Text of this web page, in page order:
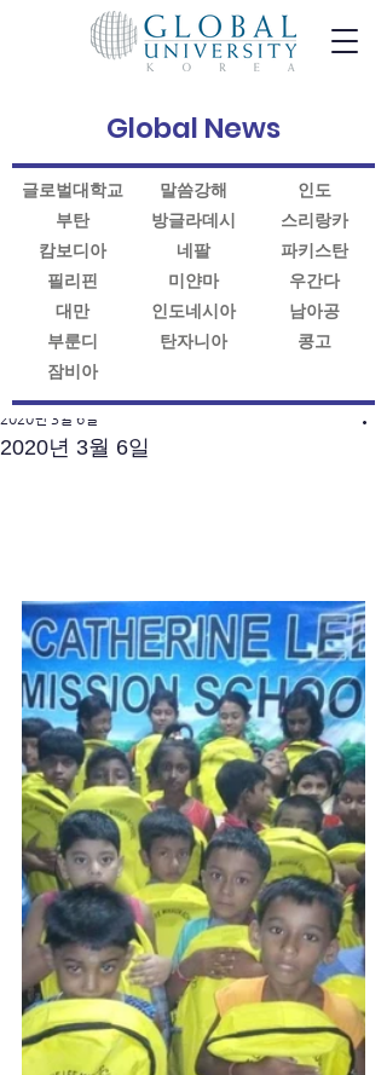
2020년 3월 6일
2020년 3월 6일
Global News
글로벌대학교 말씀강해
인도
부탄
방글라데시
스리랑카
캄보디아
네팔
파키스탄
필리핀
미얀마
우간다
대만
인도네시아
남아공
부룬디
탄자니아
콩고
잠비아